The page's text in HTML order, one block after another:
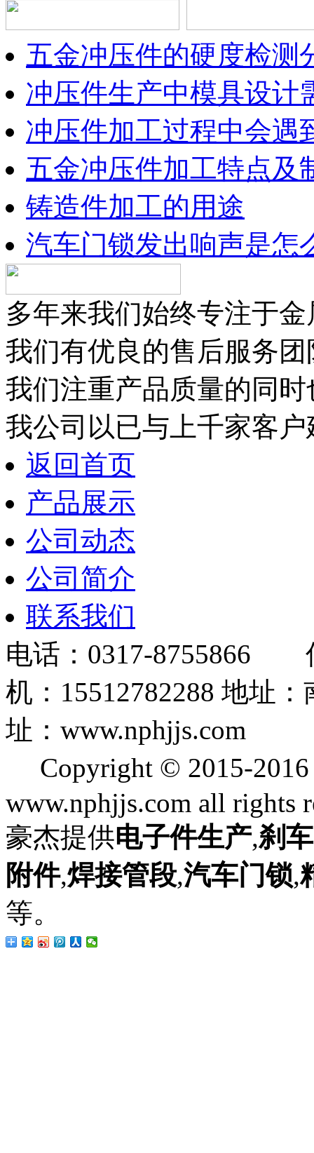
五金冲压件的硬度检测
冲压件生产中模具设计
冲压件加工过程中会遇
五金冲压件加工特点及
铸造件加工的用途
汽车门锁发出响声是怎
多年来我们始终专注于
我们有优良的售后服务团
我们注重产品质量的同
我公司以已与上千家客
返回首页
产品展示
公司动态
公司简介
联系我们
电话：0317-8755866
机：15512782288 地
址：www.nphjjs.com
Copyright © 2015-
www.nphjjs.com all rights
豪杰提供电子件生产,刹
附件,焊接管段,汽车门锁,
等。